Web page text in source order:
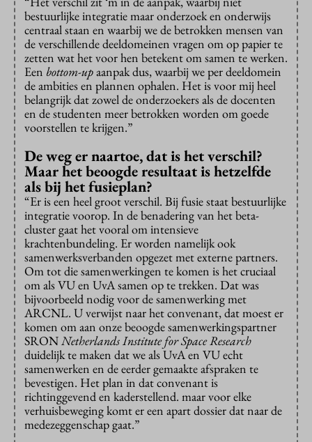
bestuurlijke integratie maar onderzoek en onderwijs
centraal staan en waarbij we de betrokken mensen van
de verschillende deeldomeinen vragen om op papier te
zetten wat het voor hen betekent om samen te werken.
Een bottom-upaanpak dus, waarbij we per deeldomein
de ambities en plannen ophalen. Het is voor mij heel
belangrijk dat zowel de onderzoekers als de docenten
en de studenten meer betrokken worden om goede
voorstellen te krijgen.”
De weg er naartoe, dat is het verschil?
Maar het beoogde resultaat is hetzelfde
als bij het fusieplan?
“Er is een heel groot verschil. Bij fusie staat bestuurlijke
integratie voorop. In de benadering van het beta-
cluster gaat het vooral om intensieve
krachtenbundeling. Er worden namelijk ook
samenwerksverbanden opgezet met externe partners.
Om tot die samenwerkingen te komen is het cruciaal
om als VU en UvA samen op te trekken. Dat was
bijvoorbeeld nodig voor de samenwerking met
ARCNL. U verwijst naar het convenant, dat moest er
komen om aan onze beoogde samenwerkingspartner
SRONNetherlands Institute for Space Research
duidelijk te maken dat we als UvA en VU echt
samenwerken en de eerder gemaakte afspraken te
bevestigen. Het plan in dat convenant is
richtinggevend en kaderstellend. maar voor elke
verhuisbeweging komt er een apart dossier dat naar de
medezeggenschap gaat.”